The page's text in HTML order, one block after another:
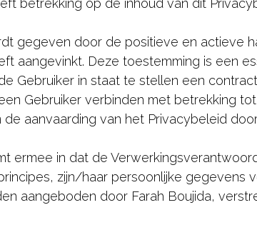
gegeven door de positieve en actieve
aangevinkt. Deze toestemming is een
Gebruiker in staat te stellen een
Gebruiker verbinden met betrekking
aanvaarding van het Privacybeleid
ermee in dat de
zijn/haar persoonlijke gegevens
aangeboden door Farah Boujida,